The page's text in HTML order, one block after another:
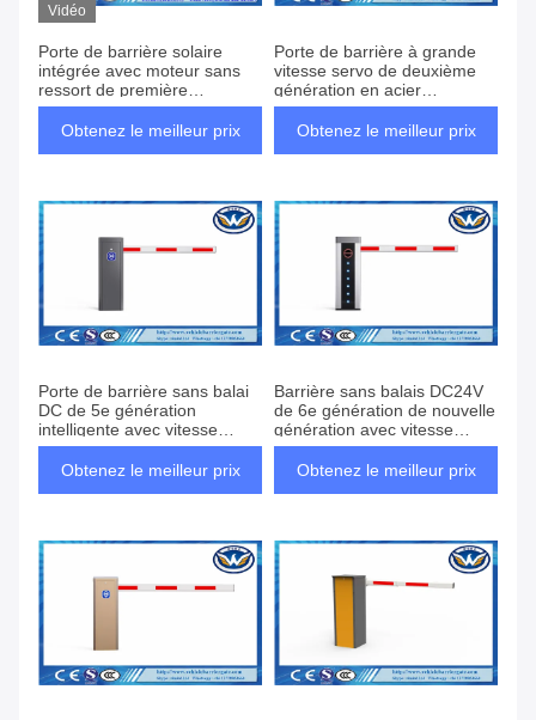
Vidéo
Porte de barrière solaire
intégrée avec moteur sans
ressort de première
génération
Obtenez le meilleur prix
Porte de barrière à grande
vitesse servo de deuxième
génération en acier
inoxydable 304 à haute
performance avec vitesse
Obtenez le meilleur prix
Porte de barrière sans balai
DC de 5e génération
intelligente avec vitesse
réglable 3S-6S
Obtenez le meilleur prix
Barrière sans balais DC24V
de 6e génération de nouvelle
génération avec vitesse
réglable de 1,5S à 6S
Obtenez le meilleur prix